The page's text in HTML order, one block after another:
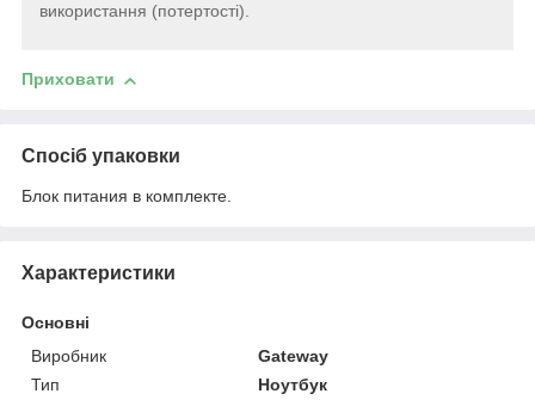
використання (потертості).
Приховати
Спосіб упаковки
Блок питания в комплекте.
Характеристики
Основні
Виробник
Gateway
Тип
Ноутбук